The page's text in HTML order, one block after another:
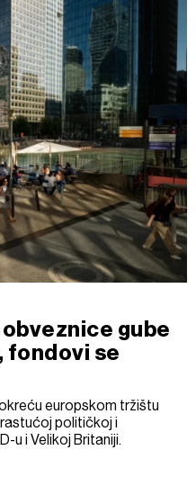
gube
fondovi se
europskom tržištu
političkoj i
u i Velikoj Britaniji.